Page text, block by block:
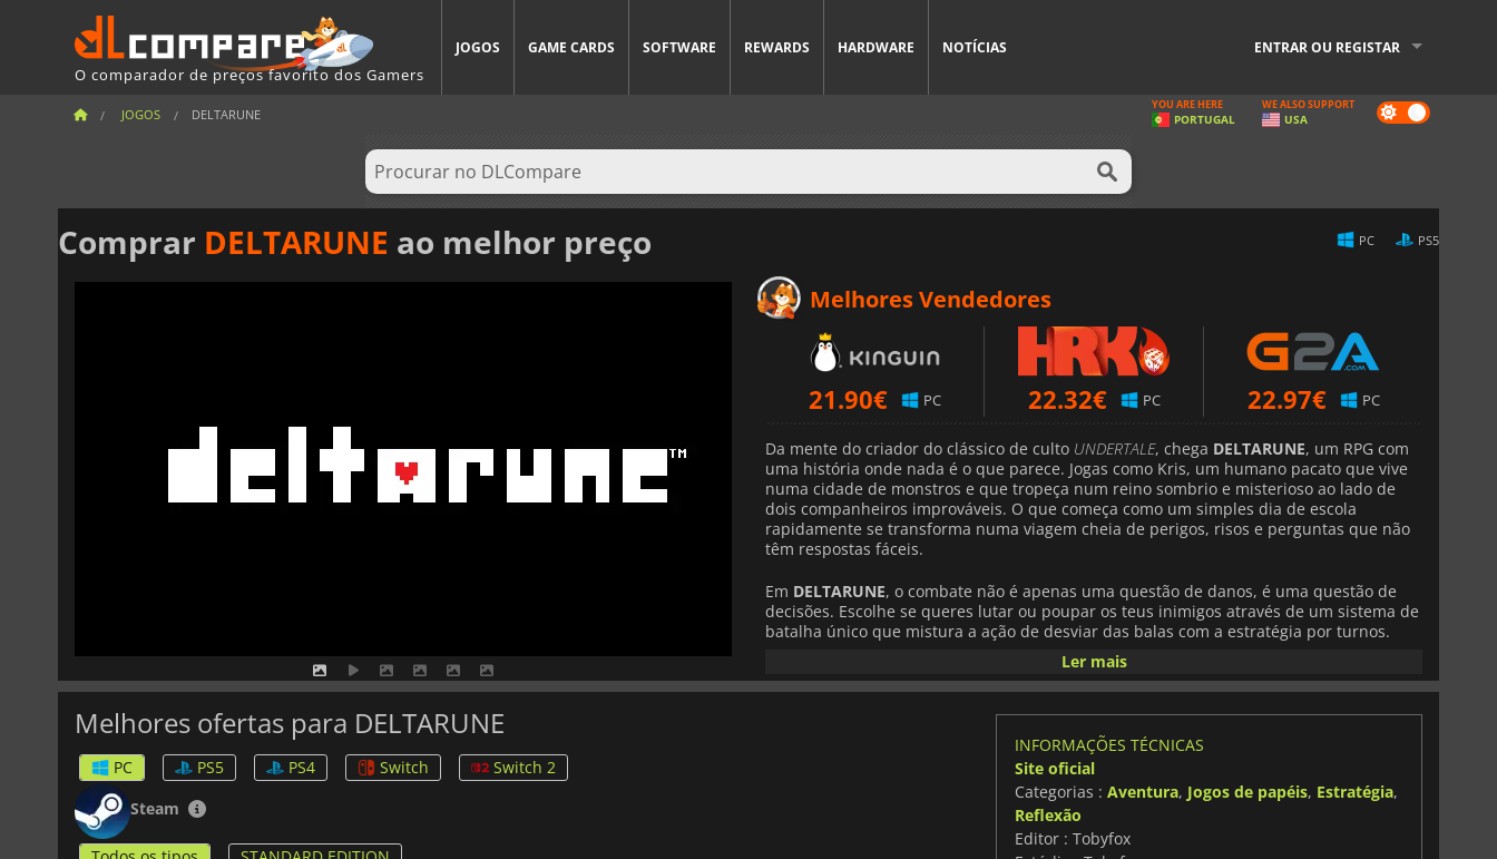
O comparador de preços favorito dos Gamers
JOGOS GAME CARDS SOFTWARE REWARDS HARDWARE NOTÍCIAS ENTRAR OU REGISTAR
JOGOS DELTARUNE Dark
mode
YOU ARE HERE
PORTUGAL
WE ALSO SUPPORT
USA
Comprar DELTARUNE ao melhor preço PC PS5
Melhores Vendedores
21.90€ PC 22.32€ PC 22.97€ PC
Da mente do criador do clássico de culto UNDERTALE, chega DELTARUNE, um RPG com
uma história onde nada é o que parece. Jogas como Kris, um humano pacato que vive
numa cidade de monstros e que tropeça num reino sombrio e misterioso ao lado de
dois companheiros improváveis. O que começa como um simples dia de escola
rapidamente se transforma numa viagem cheia de perigos, risos e perguntas que não
têm respostas fáceis.
Em DELTARUNE, o combate não é apenas uma questão de danos, é uma questão de
decisões. Escolhe se queres lutar ou poupar os teus inimigos através de um sistema de
batalha único que mistura a ação de desviar das balas com a estratégia por turnos.
Trabalha com o teu grupo, gere a tensão e navega por dilemas morais à medida que a
linha entre o bem e o mal começa a esbater-se.
O mundo é rico em charme estranho e atmosfera assombrosa. Todas as personagens
que encontras, todos os caminhos que percorres e todas as linhas de diálogo têm peso,
mesmo que o jogo insista divertidamente no contrário. Encontrarás puzzles falantes,
heróis relutantes, realeza misteriosa e segredos que se escondem à superfície. O jogo
também inclui uma banda sonora inesquecível. Cada faixa, desde temas de batalha
arrebatadores a momentos calmos e emotivos, foi concebida para o levar mais fundo
no mundo. A música é mais do que um ruído de fundo, é uma parte viva da história.
Ler mais
Melhores ofertas para DELTARUNE
PC PS5 PS4 Switch
Switch 2
Steam
INFORMAÇÕES TÉCNICAS
Site oficial
Categorias : Aventura, Jogos de papéis, Estratégia,
Reflexão
Editor : Tobyfox